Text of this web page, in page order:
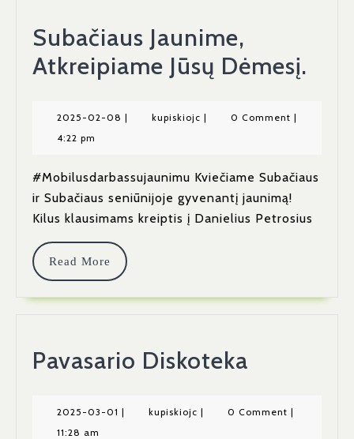
Subačiaus Jaunime,
Atkreipiame Jūsų Dėmesį.
2025-02-08 2025-
| kupiskiojc kupiskiojc
| 0 Comment |
4:22 pm
#Mobilusdarbassujaunimu Kviečiame Subačiaus
ir Subačiaus seniūnijoje gyvenantį jaunimą!
Kilus klausimams kreiptis į Danielius Petrosius
Read More
Read
Pavasario Diskoteka
2025-03-01 2025-
| kupiskiojc kupiskiojc
| 0 Comment |
11:28 am